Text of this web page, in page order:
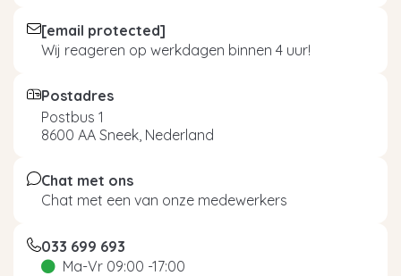
[email protected]
Wij reageren op werkdagen binnen 4 uur!
Postadres
Postbus 1
8600 AA Sneek, Nederland
Chat met ons
Chat met een van onze medewerkers
033 699 693
Ma-Vr 09:00 -17:00